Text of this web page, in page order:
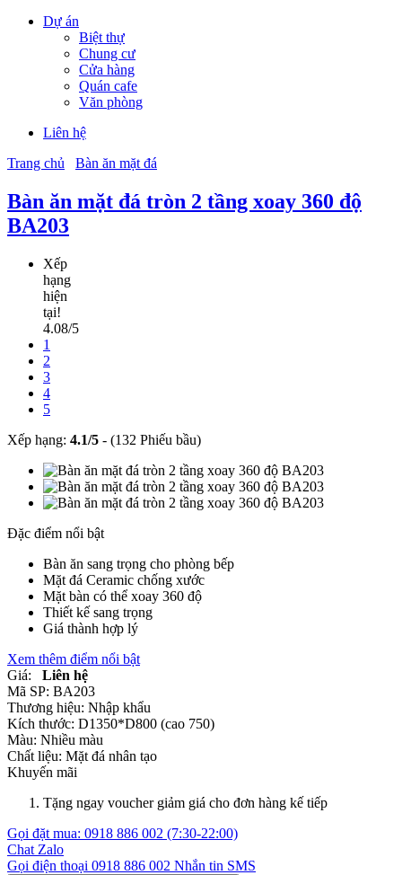
Dự án
Biệt thự
Chung cư
Cửa hàng
Quán cafe
Văn phòng
Liên hệ
Trang chủ
Bàn ăn mặt đá
Bàn ăn mặt đá tròn 2 tầng xoay 360 độ
BA203
Xếp
hạng
hiện
tại!
4.08/5
1
2
3
4
5
Xếp hạng: 4.1/5 - (132 Phiếu bầu)
Đặc điểm nổi bật
Bàn ăn sang trọng cho phòng bếp
Mặt đá Ceramic chống xước
Mặt bàn có thể xoay 360 độ
Thiết kế sang trọng
Giá thành hợp lý
Xem thêm điểm nổi bật
Giá:
Liên hệ
Mã SP: BA203
Thương hiệu: Nhập khẩu
Kích thước: D1350*D800 (cao 750)
Màu: Nhiều màu
Chất liệu: Mặt đá nhân tạo
Khuyến mãi
Tặng ngay voucher giảm giá cho đơn hàng kế tiếp
Gọi đặt mua: 0918 886 002 (7:30-22:00)
Chat Zalo
Gọi điện thoại 0918 886 002 Nhắn tin SMS